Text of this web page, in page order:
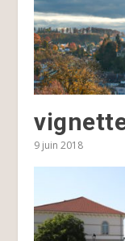
9 juin 2018